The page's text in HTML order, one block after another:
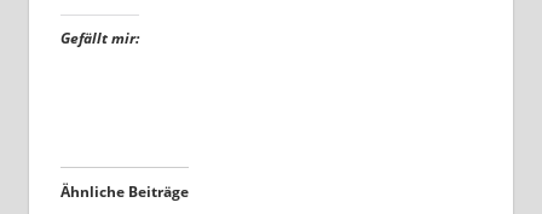
Gefällt mir:
Ähnliche Beiträge